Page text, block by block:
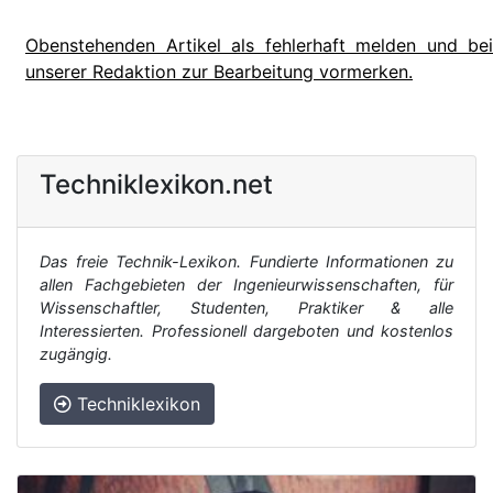
Obenstehenden Artikel als fehlerhaft melden und bei
unserer Redaktion zur Bearbeitung vormerken.
Techniklexikon.net
Das freie Technik-Lexikon. Fundierte Informationen zu
allen Fachgebieten der Ingenieurwissenschaften, für
Wissenschaftler, Studenten, Praktiker & alle
Interessierten. Professionell dargeboten und kostenlos
zugängig.
Techniklexikon